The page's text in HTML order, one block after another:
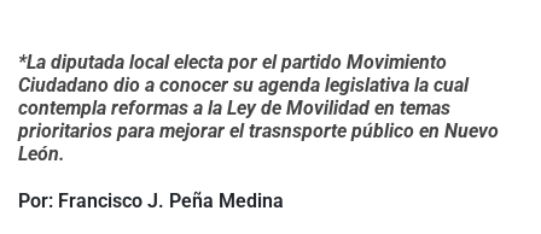
*La diputada local electa por el partido Movimiento
Ciudadano dio a conocer su agenda legislativa la cual
contempla reformas a la Ley de Movilidad en temas
prioritarios para mejorar el trasnsporte público en Nuevo
León.
Por: Francisco J. Peña Medina